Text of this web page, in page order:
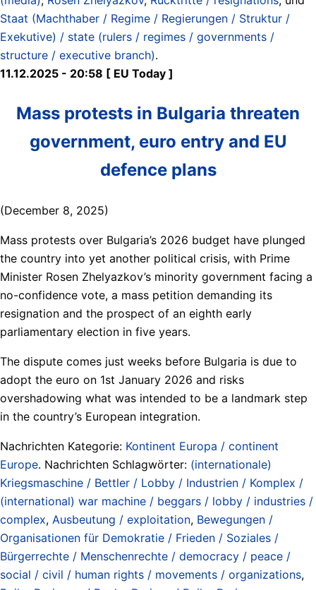
Staat (Machthaber / Regime / Regierungen / Struktur /
Exekutive) / state (rulers / regimes / governments /
structure / executive branch).
11.12.2025 - 20:58 [ EU Today ]
Mass protests in Bulgaria threaten
government, euro entry and EU
defence plans
(December 8, 2025)
Mass protests over Bulgaria’s 2026 budget have plunged
the country into yet another political crisis, with Prime
Minister Rosen Zhelyazkov’s minority government facing a
no-confidence vote, a mass petition demanding its
resignation and the prospect of an eighth early
parliamentary election in five years.
The dispute comes just weeks before Bulgaria is due to
adopt the euro on 1st January 2026 and risks
overshadowing what was intended to be a landmark step
in the country’s European integration.
Nachrichten Kategorie: Kontinent Europa / continent
Europe. Nachrichten Schlagwörter: (internationale)
Kriegsmaschine / Bettler / Lobby / Industrien / Komplex /
(international) war machine / beggars / lobby / industries /
complex, Ausbeutung / exploitation, Bewegungen /
Organisationen für Demokratie / Frieden / Soziales /
Bürgerrechte / Menschenrechte / democracy / peace /
social / civil / human rights / movements / organizations,